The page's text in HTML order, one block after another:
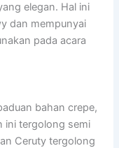
elegan. Hal ini
dan mempunyai
pada acara
bahan crepe,
ini tergolong semi
Ceruty tergolong